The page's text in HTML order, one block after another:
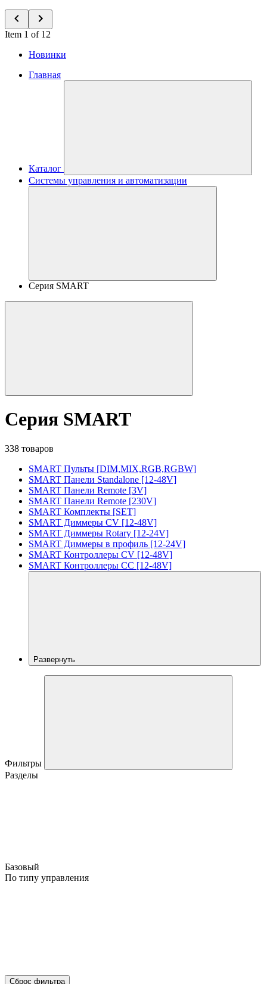
Item 1 of 12
Новинки
Главная
Каталог
Системы управления и автоматизации
Серия SMART
Серия SMART
338 товаров
SMART Пульты [DIM,MIX,RGB,RGBW]
SMART Панели Standalone [12-48V]
SMART Панели Remote [3V]
SMART Панели Remote [230V]
SMART Комплекты [SET]
SMART Диммеры CV [12-48V]
SMART Диммеры Rotary [12-24V]
SMART Диммеры в профиль [12-24V]
SMART Контроллеры CV [12-48V]
SMART Контроллеры CC [12-48V]
Развернуть
Фильтры
Разделы
Базовый
По типу управления
Сброс фильтра